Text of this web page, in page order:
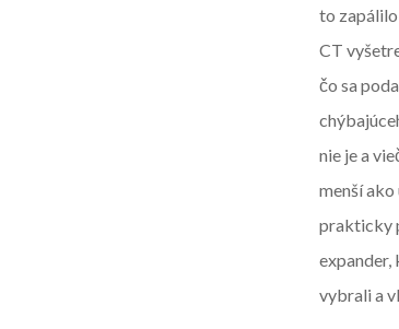
to
CT
čo sa
nie je a
menší
prakticky
expander,
vybrali a